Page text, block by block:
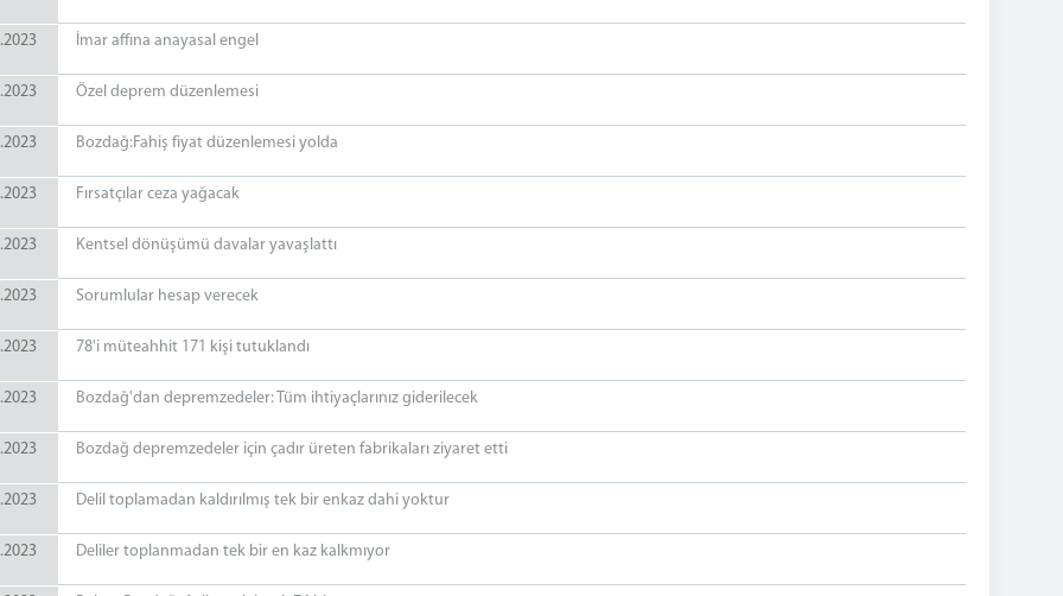
İmar affına anayasal engel
Özel deprem düzenlemesi
Bozdağ:Fahiş fiyat düzenlemesi yolda
Fırsatçılar ceza yağacak
Kentsel dönüşümü davalar yavaşlattı
Sorumlular hesap verecek
78'i müteahhit 171 kişi tutuklandı
Bozdağ'dan depremzedeler: Tüm ihtiyaçlarınız giderilecek
Bozdağ depremzedeler için çadır üreten fabrikaları ziyaret etti
Delil toplamadan kaldırılmış tek bir enkaz dahi yoktur
Deliler toplanmadan tek bir en kaz kalkmıyor